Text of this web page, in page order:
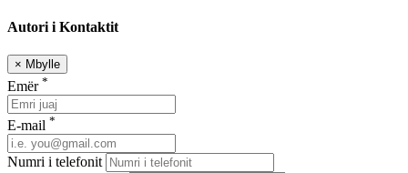
Autori i Kontaktit
× Mbylle
Emër *
E-mail *
Numri i telefonit